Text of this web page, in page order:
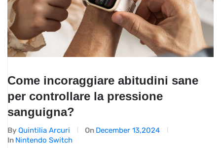
Come incoraggiare abitudini sane
per controllare la pressione
sanguigna?
By Quintilia Arcuri On December 13,2024
In Nintendo Switch